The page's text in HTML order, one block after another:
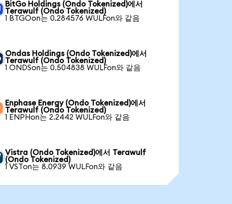
BitGo Holdings (Ondo Tokenized)에서
Terawulf (Ondo Tokenized)
1 BTGOon는 0.284576 WULFon와 같음
Ondas Holdings (Ondo Tokenized)에서
Terawulf (Ondo Tokenized)
1 ONDSon는 0.504838 WULFon와 같음
Enphase Energy (Ondo Tokenized)에서
Terawulf (Ondo Tokenized)
1 ENPHon는 2.2442 WULFon와 같음
Vistra (Ondo Tokenized)에서 Terawulf
(Ondo Tokenized)
1 VSTon는 8.0939 WULFon와 같음